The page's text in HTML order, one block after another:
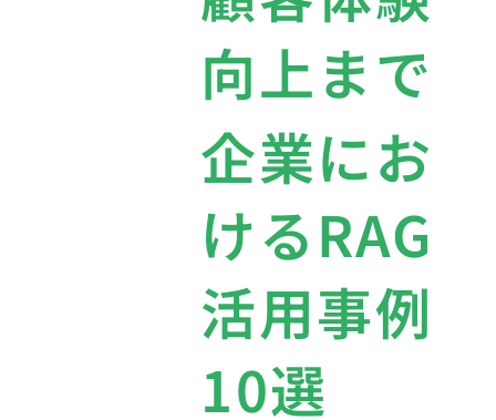
向上まで
企業にお
けるRAG
活用事例
10選